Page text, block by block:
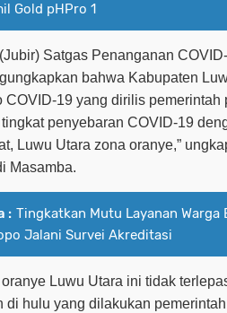
Gold pHPro 1
Satgas Penanganan
bahwa Kabupaten
COVID-19 yang dirilis pemerintah
penyebaran COVID-19
Luwu Utara zona oranye,”
Masamba.
: Tingkatkan Mutu Layanan Warga
Jalani Survei Akreditasi
Luwu Utara ini tidak
di hulu yang dilakukan